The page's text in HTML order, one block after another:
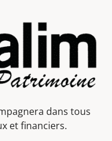
dans tous
et financiers.